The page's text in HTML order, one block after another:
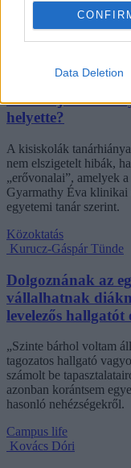
Data Deletion
Mi a baj a 8
helyette?
A kisiskolák
nem elszigetelt hibák,
„erővonalai”, amelyek
Gyarmathy Éva klinikai
egyetemi tanár szerint.
Közoktatás
Kurucz-Gáspár Tünde
Dolgoznának az
vállalhatnak
levelezős
„Szinte bárhol voltam
tagozatos hallgató
számolt be
azonban korántsem
hasonló nehézségekről.
Campus life
Kovács Dóri